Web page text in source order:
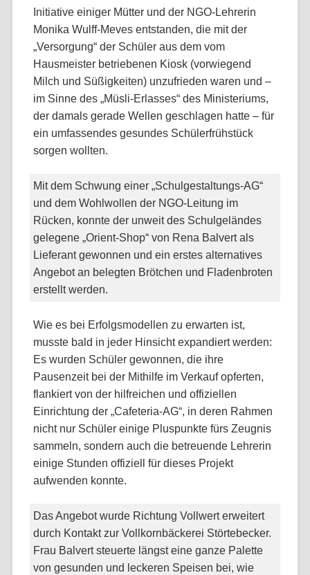
Initiative einiger Mütter und der NGO-Lehrerin
Monika Wulff-Meves entstanden, die mit der
„Versorgung“ der Schüler aus dem vom
Hausmeister betriebenen Kiosk (vorwiegend
Milch und Süßigkeiten) unzufrieden waren und –
im Sinne des „Müsli-Erlasses“ des Ministeriums,
der damals gerade Wellen geschlagen hatte – für
ein umfassendes gesundes Schülerfrühstück
sorgen wollten.
Mit dem Schwung einer „Schulgestaltungs-AG“
und dem Wohlwollen der NGO-Leitung im
Rücken, konnte der unweit des Schulgeländes
gelegene „Orient-Shop“ von Rena Balvert als
Lieferant gewonnen und ein erstes alternatives
Angebot an belegten Brötchen und Fladenbroten
erstellt werden.
Wie es bei Erfolgsmodellen zu erwarten ist,
musste bald in jeder Hinsicht expandiert werden:
Es wurden Schüler gewonnen, die ihre
Pausenzeit bei der Mithilfe im Verkauf opferten,
flankiert von der hilfreichen und offiziellen
Einrichtung der „Cafeteria-AG“, in deren Rahmen
nicht nur Schüler einige Pluspunkte fürs Zeugnis
sammeln, sondern auch die betreuende Lehrerin
einige Stunden offiziell für dieses Projekt
aufwenden konnte.
Das Angebot wurde Richtung Vollwert erweitert
durch Kontakt zur Vollkornbäckerei Störtebecker.
Frau Balvert steuerte längst eine ganze Palette
von gesunden und leckeren Speisen bei, wie